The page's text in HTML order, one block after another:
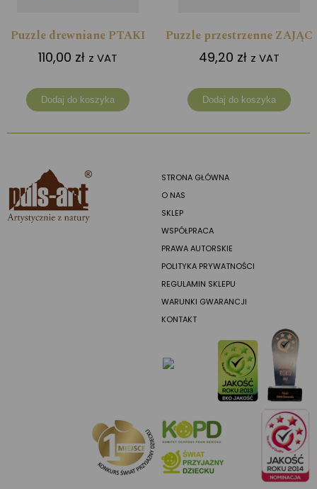
Puzzle drewniane PTAKI
110,00 zł z VAT
Dodaj do koszyka
Puzzle przestrzenne ZAJĄC
49,20 zł z VAT
Dodaj do koszyka
STRONA GŁÓWNA
O NAS
SKLEP
WSPÓŁPRACA
PRAWA AUTORSKIE
POLITYKA PRYWATNOŚCI
REGULAMIN SKLEPU
WARUNKI GWARANCJI
KONTAKT